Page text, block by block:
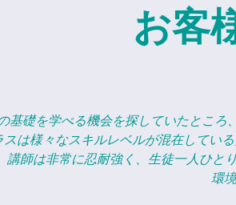
お客
を学びたい人にとって非常に優れた
かに習得が難しい言語ですが、CR
組んでいます。スタッフは優れた指
があり、それが学習体験を一層価値あ